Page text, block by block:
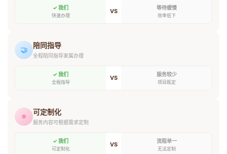
✓ 我们
快速办理
VS 等待缓慢
效率低下
🤝 陪同指导
全程陪同指导家属办理
✓ 我们
全程指导
VS 服务较少
项目既定
⭐ 可定制化
服务内容可根据需求定制
✓ 我们
可定制化
VS 流程单一
无法定制